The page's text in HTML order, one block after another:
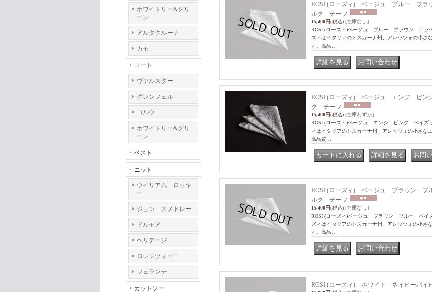
ホワイトリー&グリ
ーン
アルタクルーナ
カモ
コート
ヴァルスター
グレンフェル
コルウ
ホワイトリー&グリ
ーン
ベスト
ニット
ウイリアム ロッキ
ー
ジョン スメドレー
ドルモア
ヘリテージ
ロレンツォーニ
フェランテ
カットソー
ROSI (ローズィ) ベージュ ブルー ブ
ルク チーフ
15,400円(税込) [在庫なし]
ROSI (ローズィ)ベージュ ブルー ブラウン ア
ズィはイタリアのトスカーナ州、アレッツォの小さ
す。高品…
ROSI (ローズィ) ベージュ エンジ ピ
ク チーフ
15,400円(税込) [在庫わずか]
ROSI (ローズィ)ベージュ エンジ ピンク ペイ
ィはイタリアのトスカーナ州、アレッツォの小さな
高品質…
ROSI (ローズィ) ベージュ ブラウン
ルク チーフ
15,400円(税込) [在庫なし]
ROSI (ローズィ)ベージュ ブラウン ブルー ペ
ズィはイタリアのトスカーナ州、アレッツォの小さ
す。高品…
ROSI (ローズィ) ホワイト ネイビーパ